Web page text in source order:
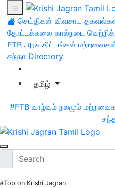
செய்திகள் விவசாய
தோட்டக்கலை கால்நடை
FTB அரசு திட்டங்கள்
சந்தா Directory
தமிழ்
#FTB வாழ்வும் நலமும்
#Top on Krishi Jagran